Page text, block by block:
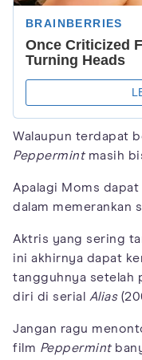
Walaupun terdapat
Peppermintmasih
Apalagi Moms
dalam memerankan
Aktris yang sering
ini akhirnya dapat
tangguhnya setelah
diri di serial Alias
Jangan ragu
film Peppermint